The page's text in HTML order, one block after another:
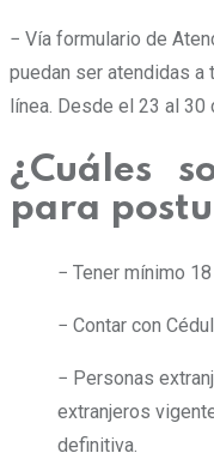
− Vía formulario de
puedan ser atendidas a
línea. Desde el 23 al 30
¿Cuáles
para
− Tener mínimo
− Contar con
− Personas
extranjeros
definitiva.